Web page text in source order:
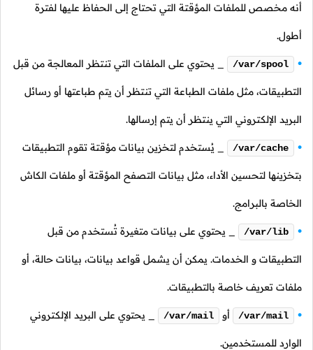
أنه مخصص للملفات المؤقتة التي تحتاج إلى الحفاظ عليها لفترة
أطول.
/var/spool _ يحتوي على الملفات التي تنتظر المعالجة من قبل
التطبيقات، مثل ملفات الطباعة التي تنتظر أن يتم طباعتها أو رسائل
البريد الإلكتروني التي ينتظر أن يتم إرسالها.
/var/cache _ يُستخدم لتخزين بيانات مؤقتة تقوم التطبيقات
بتخزينها لتحسين الأداء، مثل بيانات التصفح المؤقتة أو ملفات الكاش
الخاصة بالبرامج.
/var/lib _ يحتوي على بيانات متغيرة تُستخدم من قبل
التطبيقات و الخدمات. يمكن أن يشمل قواعد بيانات، بيانات حالة، أو
ملفات تعريف خاصة بالتطبيقات.
/var/mail أو /var/mail _ يحتوي على البريد الإلكتروني
الوارد للمستخدمين.